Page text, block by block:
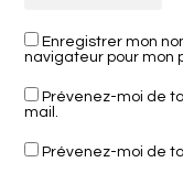
Enregistrer mon
navigateur pour mon
Prévenez-moi de
mail.
Prévenez-moi de